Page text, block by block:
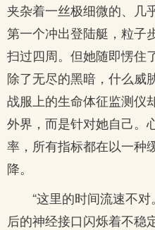
夹杂着一丝极细微的、几
第一个冲出登陆艇，粒子
扫过四周。但她随即愣住
除了无尽的黑暗，什么威
战服上的生命体征监测
外界，而是针对她自己。
率，所有指标都在以一
降。
“这里的时间流速不
后的神经接口闪烁着不稳